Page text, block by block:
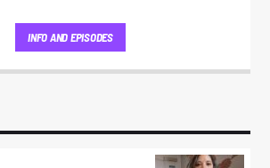
INFO AND EPISODES